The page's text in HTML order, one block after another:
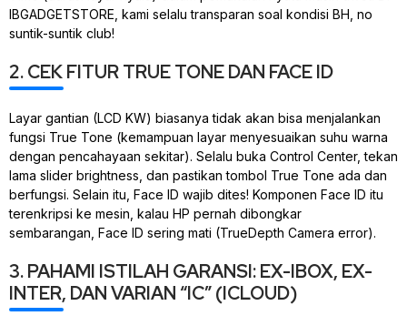
IBGADGETSTORE, kami selalu transparan soal kondisi BH, no
suntik-suntik club!
2. CEK FITUR TRUE TONE DAN FACE ID
Layar gantian (LCD KW) biasanya tidak akan bisa menjalankan
fungsi True Tone (kemampuan layar menyesuaikan suhu warna
dengan pencahayaan sekitar). Selalu buka Control Center, tekan
lama slider brightness , dan pastikan tombol True Tone ada dan
berfungsi. Selain itu, Face ID wajib dites! Komponen Face ID itu
terenkripsi ke mesin, kalau HP pernah dibongkar
sembarangan, Face ID sering mati (TrueDepth Camera error).
3. PAHAMI ISTILAH GARANSI: EX-IBOX, EX-
INTER, DAN VARIAN “IC” (ICLOUD)